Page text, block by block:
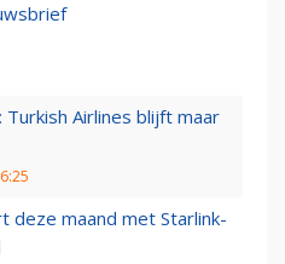
Airlines blijft maar
deze maand met Starlink-